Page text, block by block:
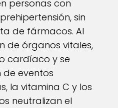
personas con
sin
de fármacos. Al
de órganos vitales,
cardíaco y se
eventos
la vitamina C y los
neutralizan el